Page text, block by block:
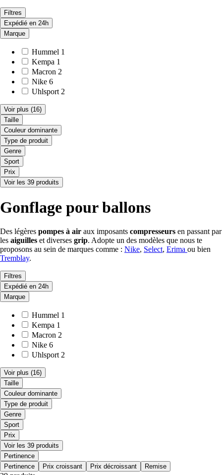
Filtres
Expédié en 24h
Marque
Hummel 1
Kempa 1
Macron 2
Nike 6
Uhlsport 2
Voir plus (16)
Taille
Couleur dominante
Type de produit
Genre
Sport
Prix
Voir les 39 produits
Gonflage pour ballons
Des légères pompes à air aux imposants compresseurs en passant par
les aiguilles et diverses grip. Adopte un des modèles que nous te
proposons au sein de marques comme : Nike, Select, Erima ou bien
Tremblay.
Filtres
Expédié en 24h
Marque
Hummel 1
Kempa 1
Macron 2
Nike 6
Uhlsport 2
Voir plus (16)
Taille
Couleur dominante
Type de produit
Genre
Sport
Prix
Voir les 39 produits
Pertinence
Pertinence
Prix croissant Prix décroissant Remise